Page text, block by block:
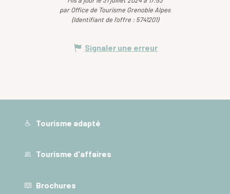
par Office de Tourisme Grenoble Alpes
(Identifiant de l'offre : 5741201)
Signaler une erreur
Tourisme adapté
Tourisme d'affaires
Brochures